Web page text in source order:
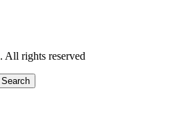
. All rights reserved
Search